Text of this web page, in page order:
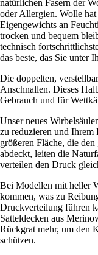
natürlichen Fasern der
oder Allergien. Wolle
Eigengewichts an
trocken und bequem
technisch
das beste, das Sie unter
Die doppelten,
Anschnallen. Dieses
Gebrauch und für
Unser neues
zu reduzieren und Ihrem
größeren Fläche, die
abdeckt, leiten die
verteilen den Druck
Bei Modellen mit heller
kommen, was zu
Druckverteilung führen
Satteldecken aus
Rückgrat mehr, um den
schützen.